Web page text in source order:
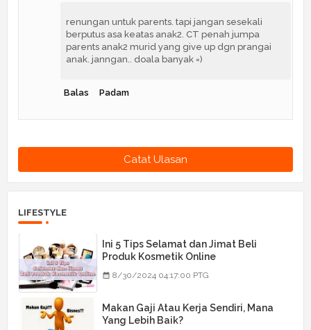
renungan untuk parents. tapi jangan sesekali
berputus asa keatas anak2. CT penah jumpa
parents anak2 murid yang give up dgn prangai
anak. janngan.. doala banyak =)
Balas Padam
Catat Ulasan
LIFESTYLE
Ini 5 Tips Selamat dan Jimat Beli
Produk Kosmetik Online
8/30/2024 04:17:00 PTG
Makan Gaji Atau Kerja Sendiri, Mana
Yang Lebih Baik?